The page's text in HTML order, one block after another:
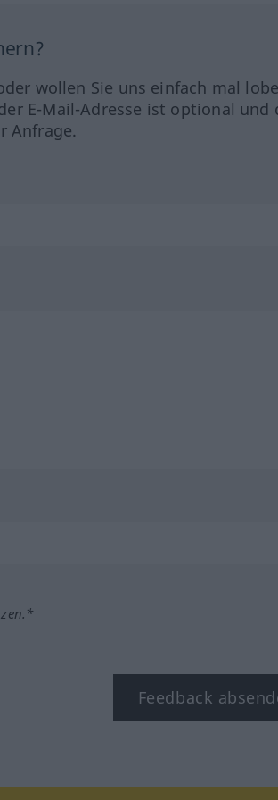
wollen Sie uns einfach mal
E-Mail-Adresse ist optional und
Anfrage.
Feedback